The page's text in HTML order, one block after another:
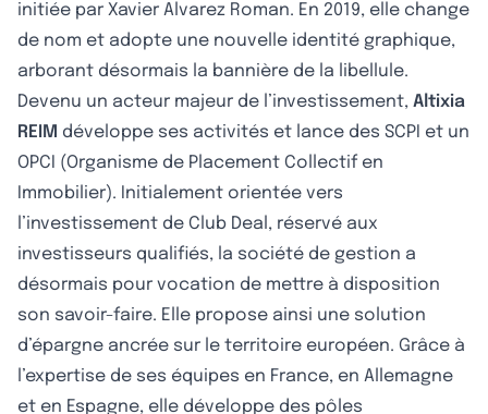
initiée par Xavier Alvarez Roman. En 2019, elle change
de nom et adopte une nouvelle identité graphique,
arborant désormais la bannière de la libellule.
Devenu un acteur majeur de l’investissement, Altixia
REIM développe ses activités et lance des SCPI et un
OPCI (Organisme de Placement Collectif en
Immobilier). Initialement orientée vers
l’investissement de Club Deal, réservé aux
investisseurs qualifiés, la société de gestion a
désormais pour vocation de mettre à disposition
son savoir-faire. Elle propose ainsi une solution
d’épargne ancrée sur le territoire européen. Grâce à
l’expertise de ses équipes en France, en Allemagne
et en Espagne, elle développe des pôles